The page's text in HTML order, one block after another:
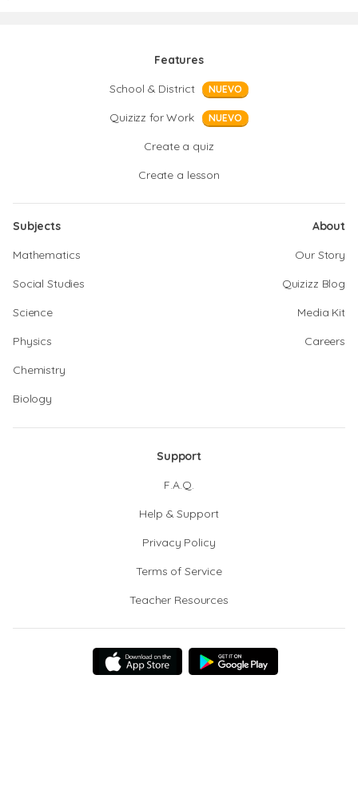
Features
School & District
NUEVO
Quizizz for Work NUEVO
Create a quiz
Create a lesson
Subjects
Mathematics
Social Studies
Science
Physics
Chemistry
Biology
About
Our Story
Quizizz Blog
Media Kit
Careers
Support
F.A.Q.
Help & Support
Privacy Policy
Terms of Service
Teacher Resources